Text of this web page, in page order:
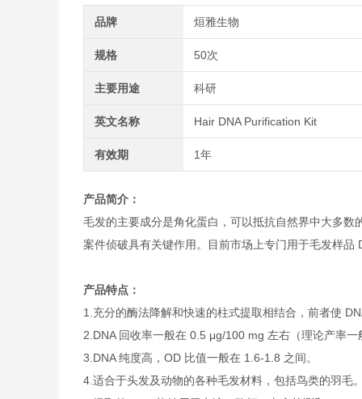
品牌 烜雅生物
规格 50次
主要用途 科研
英文名称 Hair DNA Purification Kit
有效期 1年
产品简介：
毛发的主要成分是角化蛋白，可以抵抗自然界中大多
案件侦破具有关键作用。目前市场上专门用于毛发样
产品特点：
1.充分的酶法降解和快速的柱式提取相结合，前者使
2.DNA 回收率一般在 0.5 μg/100 mg 左右（理论产率
3.DNA 纯度高，OD 比值一般在 1.6-1.8 之间。
4.适合于头发及动物的各种毛发材料，包括鸟类的羽毛